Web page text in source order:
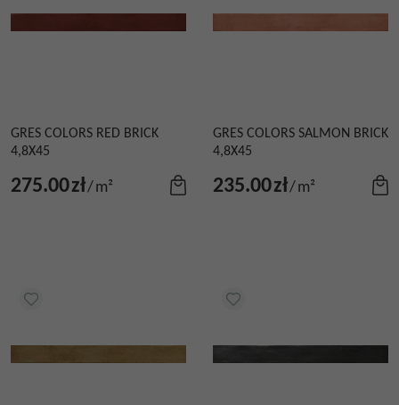
GRES COLORS RED BRICK
4,8X45
275.00zł/m²
GRES COLORS SALMON BRICK
4,8X45
235.00zł/m²